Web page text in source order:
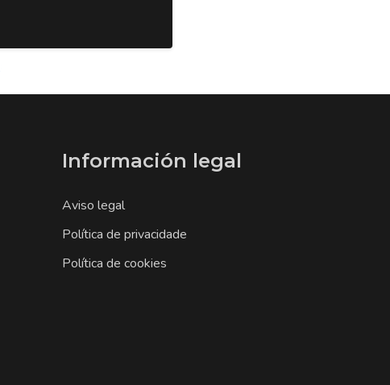
Información legal
Aviso legal
Política de privacidade
Política de cookies